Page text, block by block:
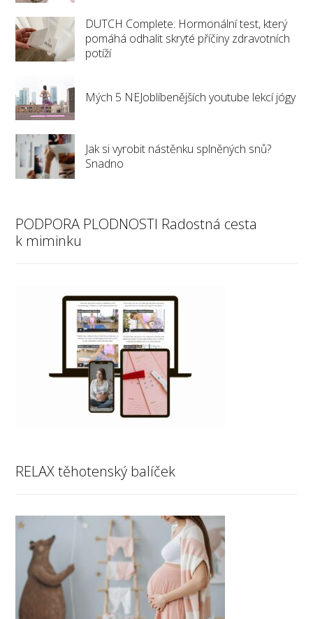
DUTCH Complete: Hormonální test, který
pomáhá odhalit skryté příčiny zdravotních
potíží
Mých 5 NEJoblíbenějších youtube lekcí jógy
Jak si vyrobit nástěnku splněných snů?
Snadno
PODPORA PLODNOSTI Radostná cesta
k miminku
RELAX těhotenský balíček